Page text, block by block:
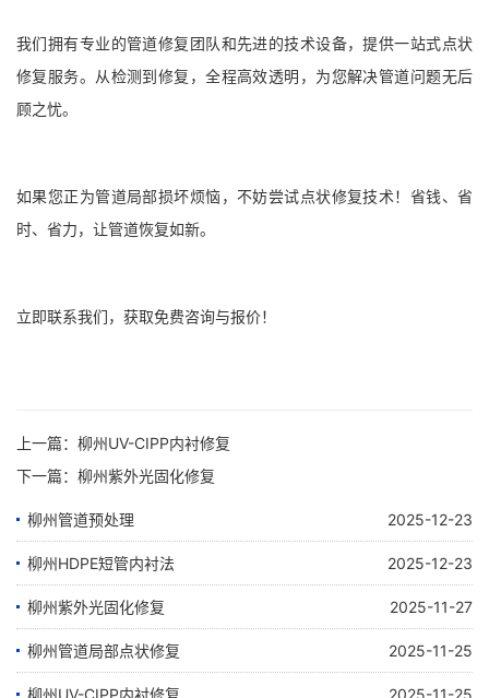
我们拥有专业的管道修复团队和先进的技术设备，提供一站式点状
修复服务。从检测到修复，全程高效透明，为您解决管道问题无后
顾之忧。
如果您正为管道局部损坏烦恼，不妨尝试点状修复技术！省钱、省
时、省力，让管道恢复如新。
立即联系我们，获取免费咨询与报价！
上一篇： 柳州UV-CIPP内衬修复
下一篇： 柳州紫外光固化修复
柳州管道预处理 2025-12-23
柳州HDPE短管内衬法 2025-12-23
柳州紫外光固化修复 2025-11-27
柳州管道局部点状修复 2025-11-25
柳州UV-CIPP内衬修复 2025-11-25